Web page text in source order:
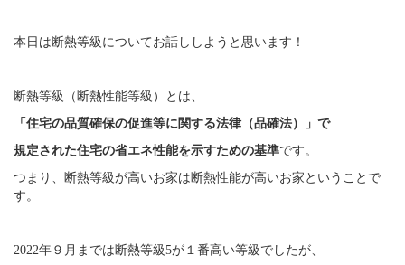
本日は断熱等級についてお話ししようと思います！
断熱等級（断熱性能等級）とは、
「住宅の品質確保の促進等に関する法律（品確法）」で
規定された住宅の省エネ性能を示すための基準です。
つまり、断熱等級が高いお家は断熱性能が高いお家ということで
す。
2022年９月までは断熱等級5が１番高い等級でしたが、